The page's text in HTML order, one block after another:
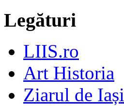
Legături
LIIS.ro
Art Historia
Ziarul de Iași